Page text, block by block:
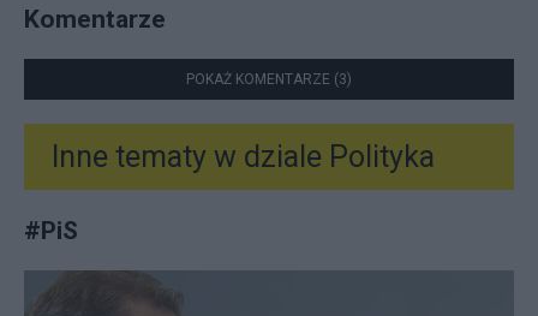
Komentarze
POKAŻ KOMENTARZE (3)
Inne tematy w dziale Polityka
#PiS